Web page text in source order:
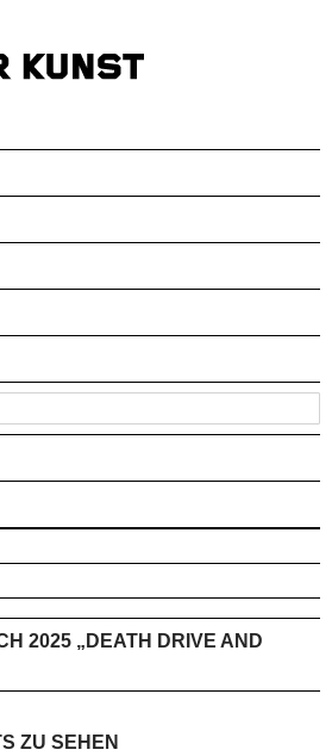
2025 „DEATH DRIVE AND
ZU SEHEN